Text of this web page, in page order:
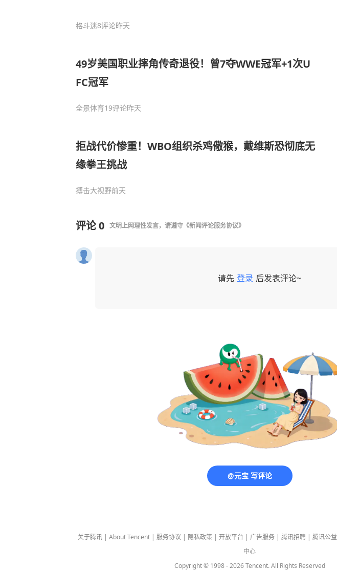
格斗迷8评论昨天
49岁美国职业摔角传奇退役！曾7夺WWE冠军+1次U
FC冠军
全景体育19评论昨天
拒战代价惨重！WBO组织杀鸡儆猴，戴维斯恐彻底无
缘拳王挑战
搏击大视野前天
评论0 文明上网理性发言，请遵守 《新闻评论服务协议》
请先 登录 后发表评论~
@元宝 写评论
关于腾讯 | About Tencent | 服务协议 | 隐私政策 | 开放平台 | 广告服务 | 腾讯招聘 | 腾讯公益
中心
Copyright © 1998 -2026Tencent. All Rights Reserved